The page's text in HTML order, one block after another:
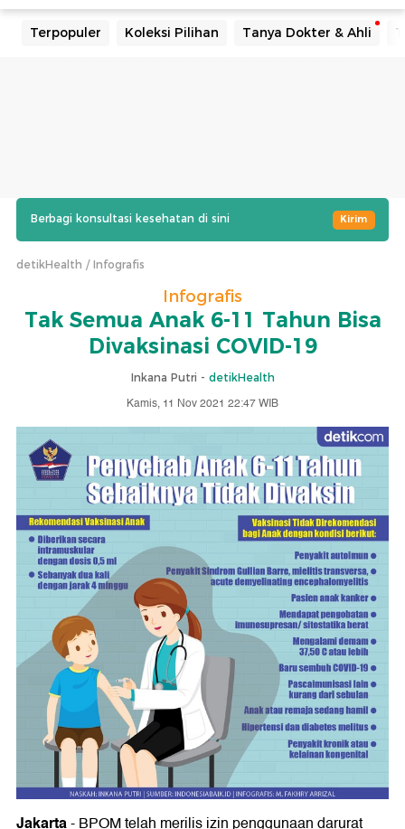
Terpopuler Koleksi Pilihan Tanya Dokter & Ahli
Berbagi konsultasi kesehatan di sini Kirim
detikHealth Infografis
Infografis
Tak Semua Anak 6-11 Tahun Bisa
Divaksinasi COVID-19
Inkana Putri - detikHealth
Kamis, 11 Nov 2021 22:47 WIB
Jakarta- BPOM telah merilis izin penggunaan darurat